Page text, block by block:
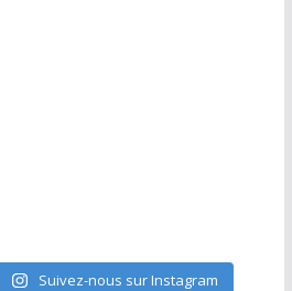
Suivez-nous sur Instagram